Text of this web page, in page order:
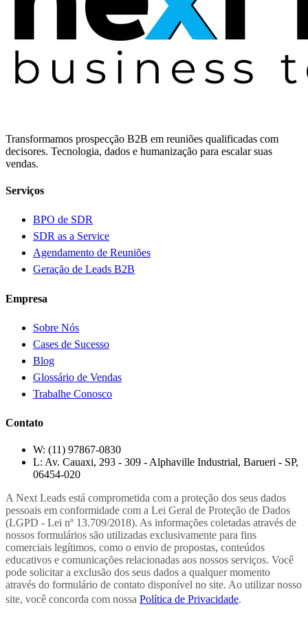
Transformamos prospecção B2B em reuniões qualificadas com
decisores. Tecnologia, dados e humanização para escalar suas
vendas.
Serviços
BPO de SDR
SDR as a Service
Agendamento de Reuniões
Geração de Leads B2B
Empresa
Sobre Nós
Cases de Sucesso
Blog
Glossário de Vendas
Trabalhe Conosco
Contato
W: (11) 97867-0830
L: Av. Cauaxi, 293 - 309 - Alphaville Industrial, Barueri - SP,
06454-020
A Next Leads está comprometida com a proteção dos seus dados
pessoais em conformidade com a Lei Geral de Proteção de Dados
(LGPD - Lei nº 13.709/2018). As informações coletadas através de
nossos formulários são utilizadas exclusivamente para fins
comerciais legítimos, como o envio de propostas, conteúdos
educativos e comunicações relacionadas aos nossos serviços. Você
pode solicitar a exclusão dos seus dados a qualquer momento
através do formulário de contato disponível no site. Ao utilizar nosso
site, você concorda com nossa Política de Privacidade.